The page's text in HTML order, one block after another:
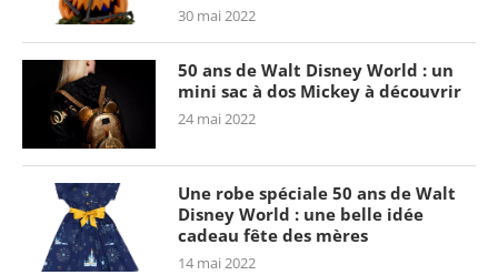
30 mai 2022
50 ans de Walt Disney World : un
mini sac à dos Mickey à découvrir
24 mai 2022
Une robe spéciale 50 ans de Walt
Disney World : une belle idée
cadeau fête des mères
14 mai 2022